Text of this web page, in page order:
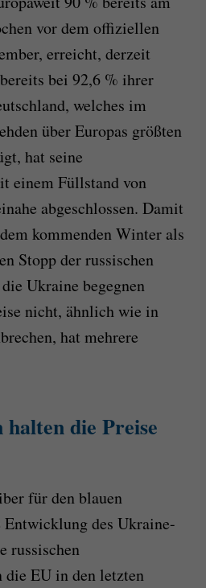
vor dem offiziellen
erreicht, derzeit
bei 92,6 % ihrer
welches im
über Europas größten
hat seine
einem Füllstand von
abgeschlossen. Damit
kommenden Winter als
Stopp der russischen
Ukraine begegnen
nicht, ähnlich wie in
hat mehrere
halten die Preise
für den blauen
des Ukraine-
russischen
EU in den letzten